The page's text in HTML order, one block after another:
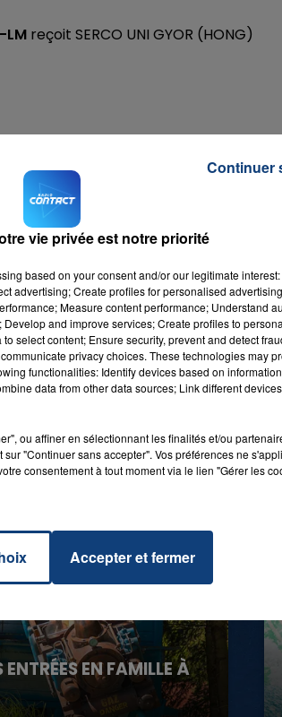
LM reçoit SERCO UNI GYOR (HONG)
EN FAMILLE À
vie privée est notre priorité
based on your consent and/or our legitimate
advertising; Create profiles for personalised
Measure content performance; Understand
and improve services; Create profiles to
select content; Ensure security, prevent and detect
privacy choices. These technologies may
functionalities: Identify devices based on
data from other data sources; Link different
ou affiner en sélectionnant les finalités et/ou
"Continuer sans accepter". Vos préférences ne
consentement à tout moment via le lien "Gérer les
Accepter et fermer
Continuer